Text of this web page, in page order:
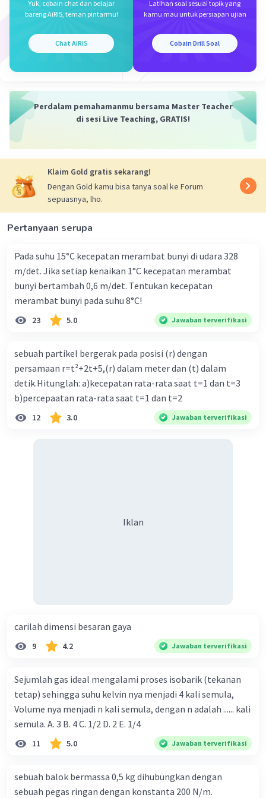
maka Ek
Ek = 1/2mv²
= 1/2.(280:1000)(3,75)²
= 28/50 (4)
Iklan
Yuk, cobain chat dan belajar
bareng AiRIS, teman pintarmu!
Chat AiRIS
Latihan soal sesuai topik yang
kamu mau untuk persiapan ujian
Cobain Drill Soal
Perdalam pemahamanmu bersama Master Teacher
di sesi Live Teaching, GRATIS!
Klaim Gold gratis sekarang!
Dengan Gold kamu bisa tanya soal ke Forum
sepuasnya, lho.
Pertanyaan serupa
Pada suhu 15°C kecepatan merambat bunyi di udara 328
m/det. Jika setiap kenaikan 1°C kecepatan merambat
bunyi bertambah 0,6 m/det. Tentukan kecepatan
merambat bunyi pada suhu 8°C!
23 5.0 Jawaban terverifikasi
sebuah partikel bergerak pada posisi (r) dengan
persamaan r=t²+2t+5,(r) dalam meter dan (t) dalam
detik.Hitunglah: a)kecepatan rata-rata saat t=1 dan t=3
b)percepaatan rata-rata saat t=1 dan t=2
12 3.0 Jawaban terverifikasi
Iklan
carilah dimensi besaran gaya
9 4.2 Jawaban terverifikasi
Sejumlah gas ideal mengalami proses isobarik (tekanan
tetap) sehingga suhu kelvin nya menjadi 4 kali semula,
Volume nya menjadi n kali semula, dengan n adalah ...... kali
semula. A. 3 B. 4 C. 1/2 D. 2 E. 1/4
11 5.0 Jawaban terverifikasi
sebuah balok bermassa 0,5 kg dihubungkan dengan
sebuah pegas ringan dengan konstanta 200 N/m.